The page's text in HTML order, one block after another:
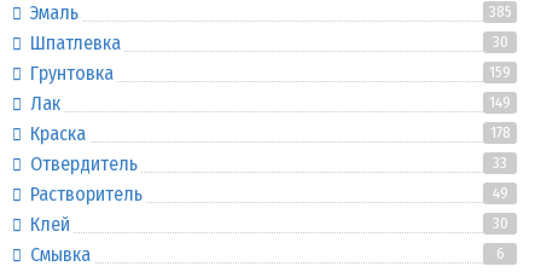
Эмаль 385
Шпатлевка 30
Грунтовка 159
Лак 149
Краска 178
Отвердитель 33
Растворитель 49
Клей 30
Смывка 6